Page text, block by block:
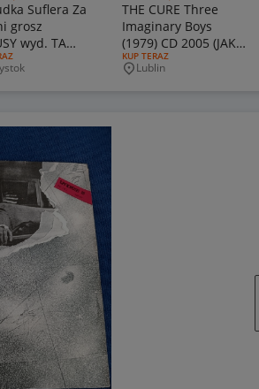
Suflera Za
grosz
wyd. TA
Abra
THE CURE Three
Imaginary Boys
(1979) CD 2005 (JAK
NOWA)
RODZAJ OFERTY:
KUP TERAZ
Miejscowość
Lublin